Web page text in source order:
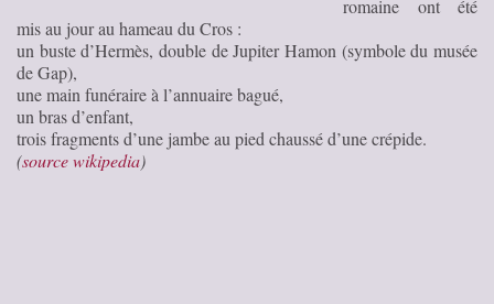
romaine ont été
mis au jour au hameau du Cros :
un buste d’Hermès, double de Jupiter Hamon (symbole du musée
de Gap),
une main funéraire à l’annuaire bagué,
un bras d’enfant,
trois fragments d’une jambe au pied chaussé d’une crépide.
(source wikipedia)